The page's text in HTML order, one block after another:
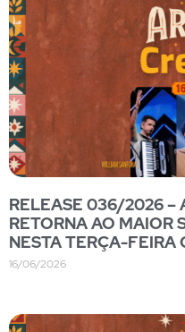
RELEASE 036/2026 –
RETORNA AO MAIOR
NESTA TERÇA-FEIRA
16/06/2026